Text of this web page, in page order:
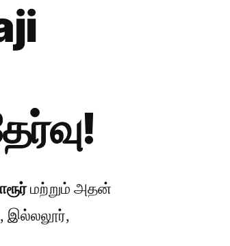
மற்றும் அதன்
இல்லலூர்,